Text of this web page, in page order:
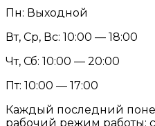
Пн: Выходной
Вт, Ср, Вс: 10:00 — 18:00
Чт, Сб: 10:00 — 20:00
Пт: 10:00 — 17:00
Каждый последний
рабочий режим работы: с